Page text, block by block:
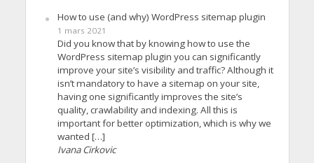
How to use (and why) WordPress sitemap plugin
1 mars 2021
Did you know that by knowing how to use the
WordPress sitemap plugin you can significantly
improve your site’s visibility and traffic? Although it
isn’t mandatory to have a sitemap on your site,
having one significantly improves the site’s
quality, crawlability and indexing. All this is
important for better optimization, which is why we
wanted […]
Ivana Cirkovic